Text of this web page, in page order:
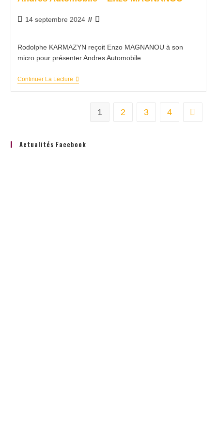
14 septembre 2024
Rodolphe KARMAZYN reçoit Enzo MAGNANOU à son
micro pour présenter Andres Automobile
Continuer La Lecture
1 2 3 4
Actualités Facebook